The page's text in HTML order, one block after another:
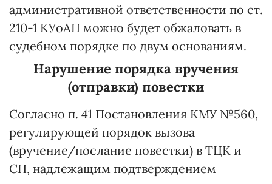
административной ответственности по ст.
210-1 КУоАП можно будет обжаловать в
судебном порядке по двум основаниям.
Нарушение порядка вручения
(отправки) повестки
Согласно п. 41 Постановления КМУ №560,
регулирующей порядок вызова
(вручение/послание повестки) в ТЦК и
СП, надлежащим подтверждением